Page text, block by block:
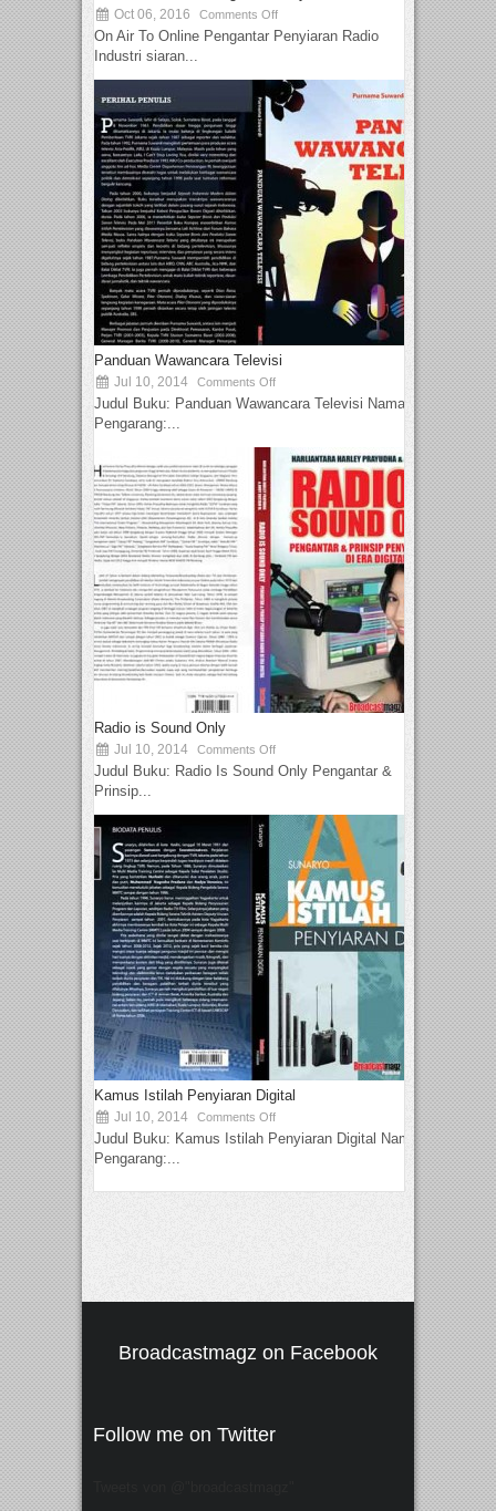
Oct 06, 2016 Comments Off
On Air To Online Pengantar Penyiaran Radio
Industri siaran...
Panduan Wawancara Televisi
Jul 10, 2014 Comments Off
Judul Buku: Panduan Wawancara Televisi Nama
Pengarang:...
Radio is Sound Only
Jul 10, 2014 Comments Off
Judul Buku: Radio Is Sound Only Pengantar &
Prinsip...
Kamus Istilah Penyiaran Digital
Jul 10, 2014 Comments Off
Judul Buku: Kamus Istilah Penyiaran Digital Nama
Pengarang:...
Broadcastmagz on Facebook
Follow me on Twitter